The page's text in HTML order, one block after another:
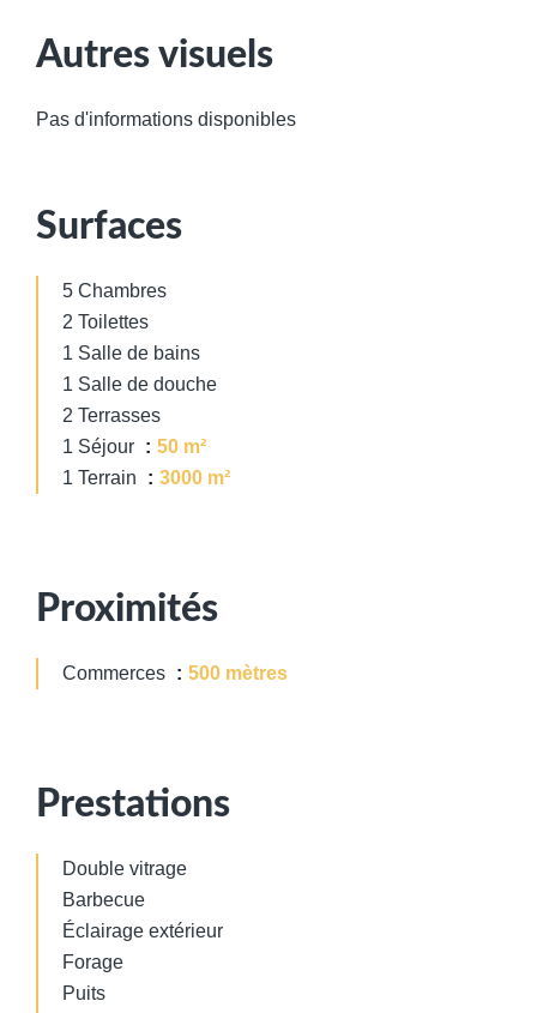
Autres visuels
Pas d'informations disponibles
Surfaces
5 Chambres
2 Toilettes
1 Salle de bains
1 Salle de douche
2 Terrasses
1 Séjour
50 m²
1 Terrain
3000 m²
Proximités
Commerces 500 mètres
Prestations
Double vitrage
Barbecue
Éclairage extérieur
Forage
Puits